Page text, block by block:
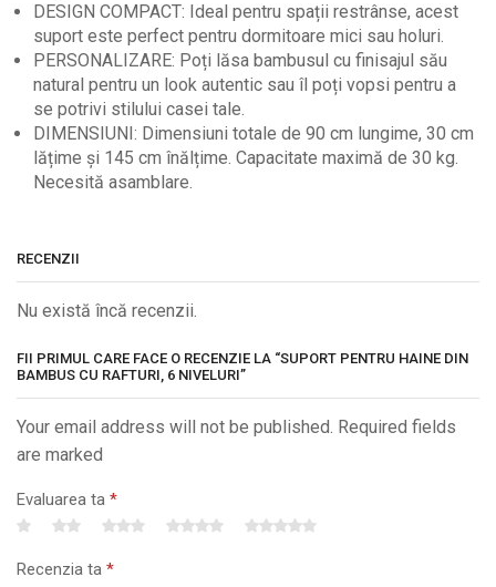
DESIGN COMPACT: Ideal pentru spații restrânse, acest
suport este perfect pentru dormitoare mici sau holuri.
PERSONALIZARE: Poți lăsa bambusul cu finisajul său
natural pentru un look autentic sau îl poți vopsi pentru a
se potrivi stilului casei tale.
DIMENSIUNI: Dimensiuni totale de 90 cm lungime, 30 cm
lățime și 145 cm înălțime. Capacitate maximă de 30 kg.
Necesită asamblare.
RECENZII
Nu există încă recenzii.
FII PRIMUL CARE FACE O RECENZIE LA “SUPORT PENTRU HAINE DIN
BAMBUS CU RAFTURI, 6 NIVELURI”
Your email address will not be published. Required fields
are marked
Evaluarea ta *
Recenzia ta *